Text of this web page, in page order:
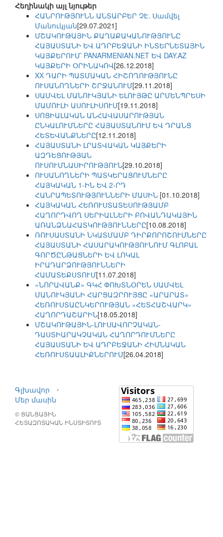
Հեղինակի այլ նյութեր
ՀԱՆՐՈՒԹՅՈՒՆՆ ԱՆՏԱՐԲԵՐ ՉԷ. Սամվել
Մանուկյան[29.07.2021]
ՄՇԱԿՈՒԹԱՅԻՆ ՔԱՂԱՔԱԿԱՆՈՒԹՅՈՒՆԸ
ՀԱՅԱՍՏԱՆԻ ԵՎ ԱԴՐԲԵՋԱՆԻ ԻՆՏԵՐՆԵՏԱՅԻՆ
ԿԱՅՔԵՐՈՒՄ՝ PANARMENIAN.NET ԵՎ DAY.AZ
ԿԱՅՔԵՐԻ ՕՐԻՆԱԿՈՎ[26.12.2018]
XX ԴԱՐԻ ՊԱՏՄԱԿԱՆ ՀԻՇՈՂՈՒԹՅՈՒՆԸ
ՈՒՍԱՆՈՂՆԵՐԻ ՇՐՋԱՆՈՒՄ[29.11.2018]
ՍԱՄՎԵԼ ՄԱՆՈՒԿՅԱՆԻ ԵԼՈՒՅԹԸ ԱՐՄԵՆՊՐԵՍԻ
ՄԱՄՈՒԼԻ ԱՍՈՒԼԻՍՈՒՄ[19.11.2018]
ՍՈՑԻԱԼԱԿԱՆ ԱՆՀԱՎԱՍԱՐՈՒԹՅԱՆ
ԸՆԿԱԼՈՒՄՆԵՐԸ ՀԱՅԱՍՏԱՆՈՒՄ ԵՎ ԴՐԱՆՑ
ՀԵՏԵՎԱՆՔՆԵՐԸ[12.11.2018]
ՀԱՅԱՍՏԱՆԻ ԼՐԱՏՎԱԿԱՆ ԿԱՅՔԵՐԻ
ԱԶԴԵՑՈՒԹՅԱՆ
ՈՒՍՈՒՄՆԱՍԻՐՈՒԹՅՈՒՆ[29.10.2018]
ՈՒՍԱՆՈՂՆԵՐԻ ՊԱՏԿԵՐԱՑՈՒՄՆԵՐԸ
ՀԱՅԿԱԿԱՆ 1-ԻՆ ԵՎ 2-ՐԴ
ՀԱՆՐԱՊԵՏՈՒԹՅՈՒՆՆԵՐԻ ՄԱՍԻՆ [01.10.2018]
ՀԱՅԿԱԿԱՆ ՀԵՌՈՒՍՏԱՏԵՍՈՒԹՅԱՄԲ
ՀԱՂՈՐԴՎՈՂ ՍԵՐԻԱԼՆԵՐԻ ԲՈՎԱՆԴԱԿԱՅԻՆ
ԱՌԱՆՁՆԱՀԱՏԿՈՒԹՅՈՒՆՆԵՐԸ[10.08.2018]
ՌՈՒՍԱՍՏԱՆԻ ՆԿԱՏՄԱՄԲ ԴԻՐՔՈՐՈՇՈՒՄՆԵՐԸ
ՀԱՅԱՍՏԱՆԻ ՀԱՍԱՐԱԿՈՒԹՅՈՒՆՈՒՄ ԳԼՈԲԱԼ
ԳՈՐԾԸՆԹԱՑՆԵՐԻ ԵՎ ԼՈԿԱԼ
ԻՐԱԴԱՐՁՈՒԹՅՈՒՆՆԵՐԻ
ՀԱՄԱՏԵՔՍՏՈՒՄ[11.07.2018]
«ՆՈՐԱՎԱՆՔ» ԳԿՀ ՓՈԽՏՆՕՐԵՆ ՍԱՄՎԵԼ
ՄԱՆՈՒԿՅԱՆԻ ՀԱՐՑԱԶՐՈՒՅՑԸ «ԱՐԱՐԱՏ»
ՀԵՌՈՒՍՏԱԸՆԿԵՐՈՒԹՅԱՆ «ՀԵՏՀԱՇՎԱՐԿ»
ՀԱՂՈՐԴԱՇԱՐԻՆ[18.05.2018]
ՄՇԱԿՈՒԹԱՅԻՆ-ԼՈՒՍԱՎՈՐՉԱԿԱՆ-
ԴԱՍՏԻԱՐԱԿՉԱԿԱՆ ՀԱՂՈՐԴՈՒՄՆԵՐԸ
ՀԱՅԱՍՏԱՆԻ ԵՎ ԱԴՐԲԵՋԱՆԻ ՀԻՄՆԱԿԱՆ
ՀԵՌՈՒՍՏԱԱԼԻՔՆԵՐՈՒՄ[26.04.2018]
Գլխավոր
⋅
Մեր մասին
© ՑԱՆՑԱՅԻՆ
ՀԵՏԱԶՈՏԱԿԱՆ ԻՆՍՏԻՏՈՒՏ